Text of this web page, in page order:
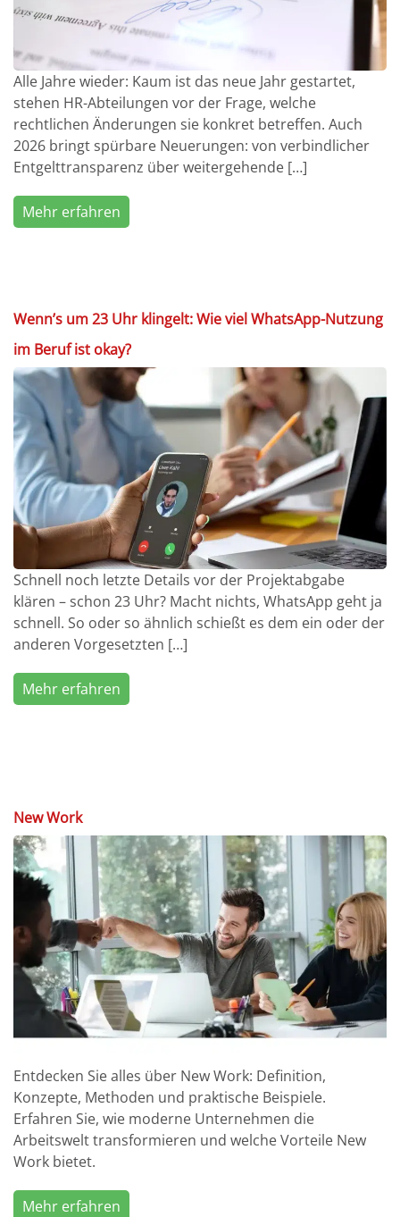
Alle Jahre wieder: Kaum ist das neue Jahr gestartet,
stehen HR-Abteilungen vor der Frage, welche
rechtlichen Änderungen sie konkret betreffen. Auch
2026 bringt spürbare Neuerungen: von verbindlicher
Entgelttransparenz über weitergehende […]
Mehr erfahren
Wenn’s um 23 Uhr klingelt: Wie viel WhatsApp-Nutzung
im Beruf ist okay?
Schnell noch letzte Details vor der Projektabgabe
klären – schon 23 Uhr? Macht nichts, WhatsApp geht ja
schnell. So oder so ähnlich schießt es dem ein oder der
anderen Vorgesetzten […]
Mehr erfahren
New Work
Entdecken Sie alles über New Work: Definition,
Konzepte, Methoden und praktische Beispiele.
Erfahren Sie, wie moderne Unternehmen die
Arbeitswelt transformieren und welche Vorteile New
Work bietet.
Mehr erfahren